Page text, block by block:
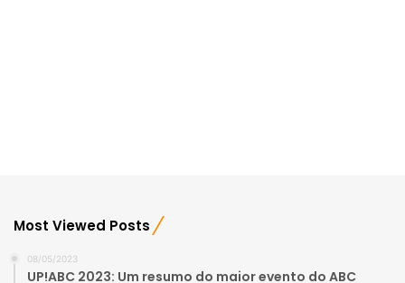
Most Viewed Posts
08/05/2023
UP!ABC 2023: Um resumo do maior evento do ABC